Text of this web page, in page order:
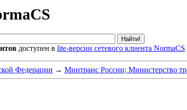
доступен в lite-версии сетевого клиента NormaCS
Федерации → Минтранс России; Министерство